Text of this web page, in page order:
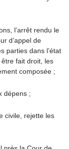
l’arrêt rendu le
d’appel de
parties dans l’état
fait droit, les
composée ;
dépens ;
civile, rejette les